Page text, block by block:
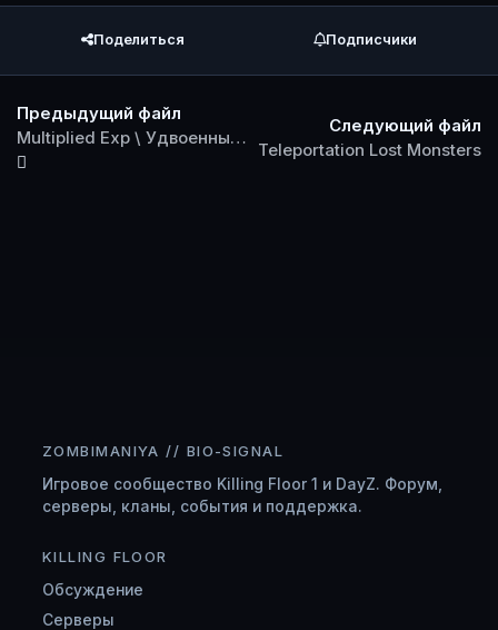
Поделиться Подписчики
Предыдущий файл
Multiplied Exp \ Удвоенный опыт
Следующий файл
Teleportation Lost Monsters
ZOMBIMANIYA // BIO-SIGNAL
Игровое сообщество Killing Floor 1 и DayZ. Форум,
серверы, кланы, события и поддержка.
KILLING FLOOR
Обсуждение
Серверы